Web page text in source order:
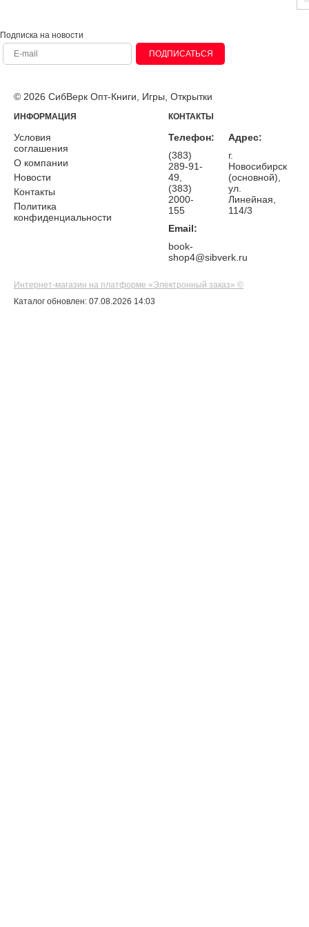
Подписка на новости
ПОДПИСАТЬСЯ
© 2026 СибВерк Опт-Книги, Игры, Открытки
ИНФОРМАЦИЯ
Условия
соглашения
О компании
Новости
Контакты
Политика
конфиденциальности
КОНТАКТЫ
Телефон:
(383)
289-91-
49,
(383)
2000-
155
Email:
book-
shop4@sibverk.ru
Адрес:
г.
Новосибирск
(основной),
ул.
Линейная,
114/3
Интернет-магазин на платформе «Электронный заказ» ©
Каталог обновлен: 07.08.2026 14:03